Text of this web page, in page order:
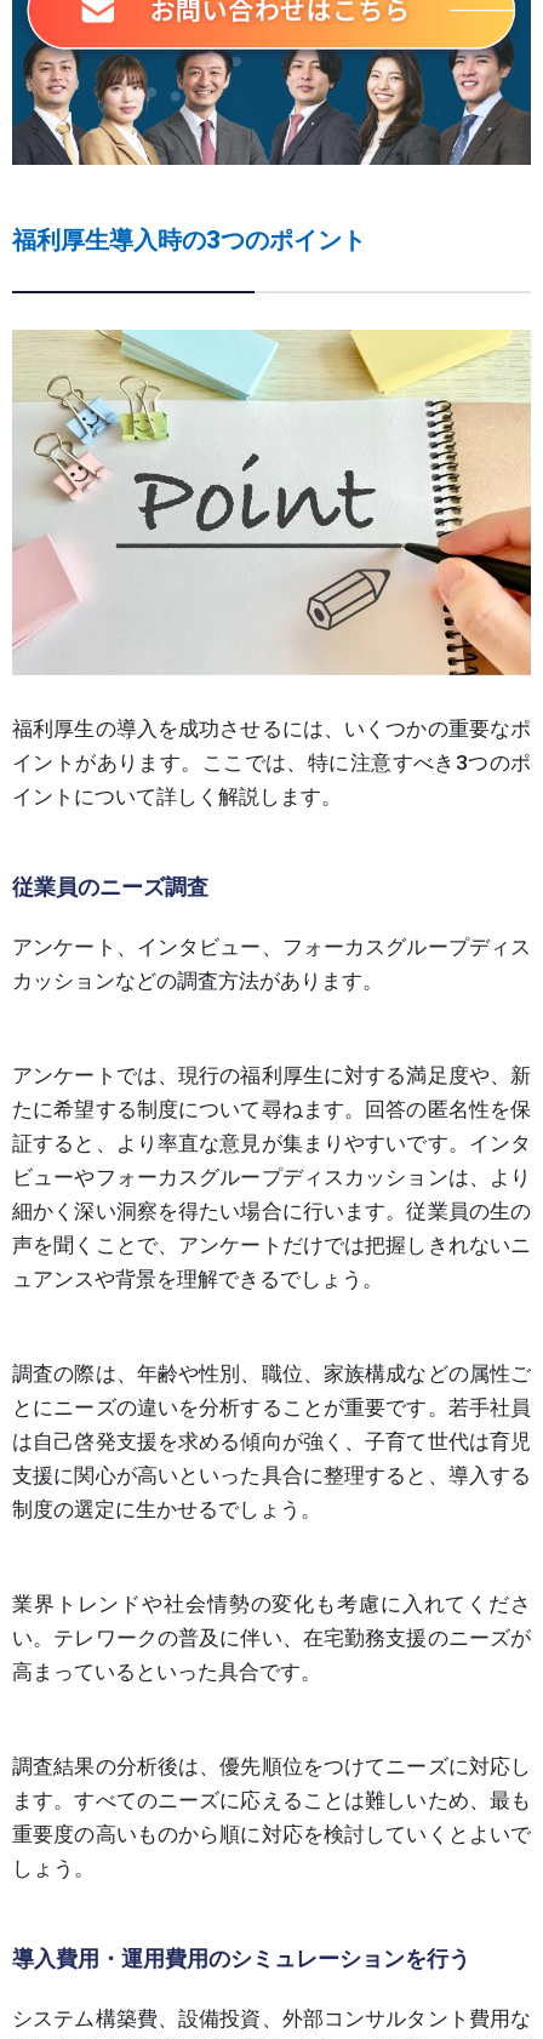
福利厚生導入時の3つのポイント
福利厚生の導入を成功させるには、いくつかの重要なポ
イントがあります。ここでは、特に注意すべき3つのポ
イントについて詳しく解説します。
従業員のニーズ調査
アンケート、インタビュー、フォーカスグループディス
カッションなどの調査方法があります。
アンケートでは、現行の福利厚生に対する満足度や、新
たに希望する制度について尋ねます。回答の匿名性を保
証すると、より率直な意見が集まりやすいです。インタ
ビューやフォーカスグループディスカッションは、より
細かく深い洞察を得たい場合に行います。従業員の生の
声を聞くことで、アンケートだけでは把握しきれないニ
ュアンスや背景を理解できるでしょう。
調査の際は、年齢や性別、職位、家族構成などの属性ご
とにニーズの違いを分析することが重要です。若手社員
は自己啓発支援を求める傾向が強く、子育て世代は育児
支援に関心が高いといった具合に整理すると、導入する
制度の選定に生かせるでしょう。
業界トレンドや社会情勢の変化も考慮に入れてくださ
い。テレワークの普及に伴い、在宅勤務支援のニーズが
高まっているといった具合です。
調査結果の分析後は、優先順位をつけてニーズに対応し
ます。すべてのニーズに応えることは難しいため、最も
重要度の高いものから順に対応を検討していくとよいで
しょう。
導入費用・運用費用のシミュレーションを行う
システム構築費、設備投資、外部コンサルタント費用な